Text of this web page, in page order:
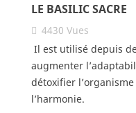
LE BASILIC SACRE
4430 Vues
Il est utilisé depuis
augmenter
détoxifier
l’harmonie.